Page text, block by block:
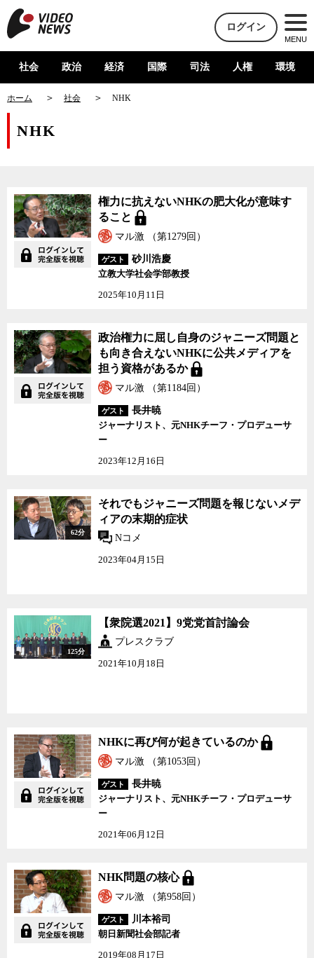
ログイン
MENU
社会 政治 経済 国際 司法 人権 環境
ホーム 社会 NHK
NHK
権力に抗えないNHKの肥大化が意味す
ること
マル激 （第1279回）
ゲスト
砂川浩慶
立教大学社会学部教授
2025年10月11日
政治権力に屈し自身のジャニーズ問題と
も向き合えないNHKに公共メディアを
担う資格があるか
マル激 （第1184回）
ゲスト
長井暁
ジャーナリスト、元NHKチーフ・プロデューサ
ー
2023年12月16日
62分
それでもジャニーズ問題を報じないメデ
ィアの末期的症状
Nコメ
2023年04月15日
125分
【衆院選2021】9党党首討論会
プレスクラブ
2021年10月18日
NHKに再び何が起きているのか
マル激 （第1053回）
ゲスト
長井暁
ジャーナリスト、元NHKチーフ・プロデューサ
ー
2021年06月12日
NHK問題の核心
マル激 （第958回）
ゲスト
川本裕司
朝日新聞社会部記者
2019年08月17日